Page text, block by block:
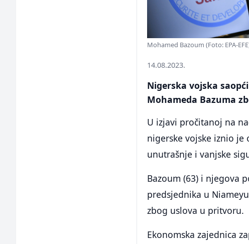
Mohamed Bazoum (Foto: EPA-
14.08.2023.
Nigerska vojska
Mohameda Bazuma
U izjavi pročitanoj na
nigerske vojske iznio
unutrašnje i vanjske
Bazoum (63) i njegova
predsjednika u
zbog uslova u pritvoru.
Ekonomska zajednica